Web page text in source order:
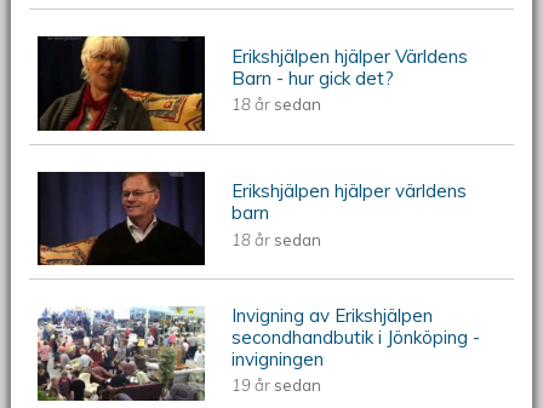
ÖKV Play - Erikshjälpen hjälper
Världens Barn - hur gick det?
Erikshjälpen hjälper Världens
Barn - hur gick det?
18 år sedan
ÖKV Play - Erikshjälpen hjälper
världens barn
Erikshjälpen hjälper världens
barn
18 år sedan
ÖKV Play - Invigning av Erikshjälpen
secondhandbutik i Jönköping -
Invigning av Erikshjälpen
secondhandbutik i Jönköping -
invigningen
19 år sedan